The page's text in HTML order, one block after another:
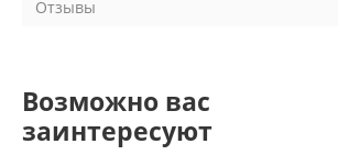
Отзывы
Возможно вас
заинтересуют